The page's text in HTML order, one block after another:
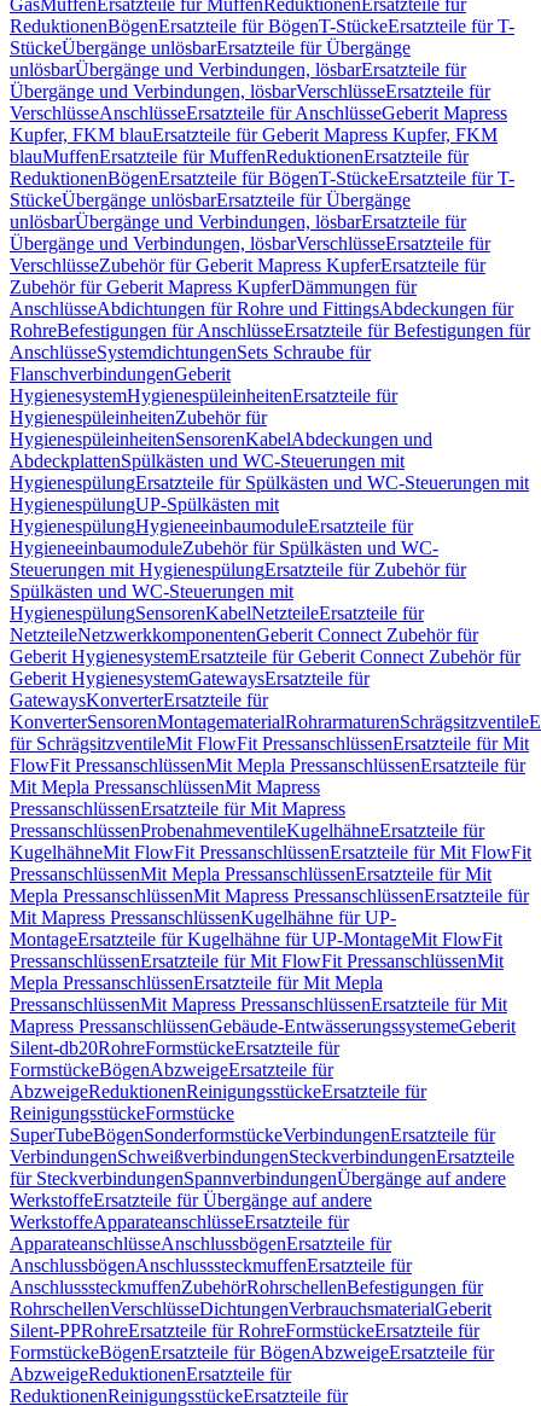
GasMuffenErsatzteile für MuffenReduktionenErsatzteile für
ReduktionenBögenErsatzteile für BögenT-StückeErsatzteile für T-
StückeÜbergänge unlösbarErsatzteile für Übergänge
unlösbarÜbergänge und Verbindungen, lösbarErsatzteile für
Übergänge und Verbindungen, lösbarVerschlüsseErsatzteile für
VerschlüsseAnschlüsseErsatzteile für AnschlüsseGeberit Mapress
Kupfer, FKM blauErsatzteile für Geberit Mapress Kupfer, FKM
blauMuffenErsatzteile für MuffenReduktionenErsatzteile für
ReduktionenBögenErsatzteile für BögenT-StückeErsatzteile für T-
StückeÜbergänge unlösbarErsatzteile für Übergänge
unlösbarÜbergänge und Verbindungen, lösbarErsatzteile für
Übergänge und Verbindungen, lösbarVerschlüsseErsatzteile für
VerschlüsseZubehör für Geberit Mapress KupferErsatzteile für
Zubehör für Geberit Mapress KupferDämmungen für
AnschlüsseAbdichtungen für Rohre und FittingsAbdeckungen für
RohreBefestigungen für AnschlüsseErsatzteile für Befestigungen für
AnschlüsseSystemdichtungenSets Schraube für
FlanschverbindungenGeberit
HygienesystemHygienespüleinheitenErsatzteile für
HygienespüleinheitenZubehör für
HygienespüleinheitenSensorenKabelAbdeckungen und
AbdeckplattenSpülkästen und WC-Steuerungen mit
HygienespülungErsatzteile für Spülkästen und WC-Steuerungen mit
HygienespülungUP-Spülkästen mit
HygienespülungHygieneeinbaumoduleErsatzteile für
HygieneeinbaumoduleZubehör für Spülkästen und WC-
Steuerungen mit HygienespülungErsatzteile für Zubehör für
Spülkästen und WC-Steuerungen mit
HygienespülungSensorenKabelNetzteileErsatzteile für
NetzteileNetzwerkkomponentenGeberit Connect Zubehör für
Geberit HygienesystemErsatzteile für Geberit Connect Zubehör für
Geberit HygienesystemGatewaysErsatzteile für
GatewaysKonverterErsatzteile für
KonverterSensorenMontagematerialRohrarmaturenSchrägsitzventile
für SchrägsitzventileMit FlowFit PressanschlüssenErsatzteile für Mit
FlowFit PressanschlüssenMit Mepla PressanschlüssenErsatzteile für
Mit Mepla PressanschlüssenMit Mapress
PressanschlüssenErsatzteile für Mit Mapress
PressanschlüssenProbenahmeventileKugelhähneErsatzteile für
KugelhähneMit FlowFit PressanschlüssenErsatzteile für Mit FlowFit
PressanschlüssenMit Mepla PressanschlüssenErsatzteile für Mit
Mepla PressanschlüssenMit Mapress PressanschlüssenErsatzteile für
Mit Mapress PressanschlüssenKugelhähne für UP-
MontageErsatzteile für Kugelhähne für UP-MontageMit FlowFit
PressanschlüssenErsatzteile für Mit FlowFit PressanschlüssenMit
Mepla PressanschlüssenErsatzteile für Mit Mepla
PressanschlüssenMit Mapress PressanschlüssenErsatzteile für Mit
Mapress PressanschlüssenGebäude-EntwässerungssystemeGeberit
Silent-db20RohreFormstückeErsatzteile für
FormstückeBögenAbzweigeErsatzteile für
AbzweigeReduktionenReinigungsstückeErsatzteile für
ReinigungsstückeFormstücke
SuperTubeBögenSonderformstückeVerbindungenErsatzteile für
VerbindungenSchweißverbindungenSteckverbindungenErsatzteile
für SteckverbindungenSpannverbindungenÜbergänge auf andere
WerkstoffeErsatzteile für Übergänge auf andere
WerkstoffeApparateanschlüsseErsatzteile für
ApparateanschlüsseAnschlussbögenErsatzteile für
AnschlussbögenAnschlusssteckmuffenErsatzteile für
AnschlusssteckmuffenZubehörRohrschellenBefestigungen für
RohrschellenVerschlüsseDichtungenVerbrauchsmaterialGeberit
Silent-PPRohreErsatzteile für RohreFormstückeErsatzteile für
FormstückeBögenErsatzteile für BögenAbzweigeErsatzteile für
AbzweigeReduktionenErsatzteile für
ReduktionenReinigungsstückeErsatzteile für